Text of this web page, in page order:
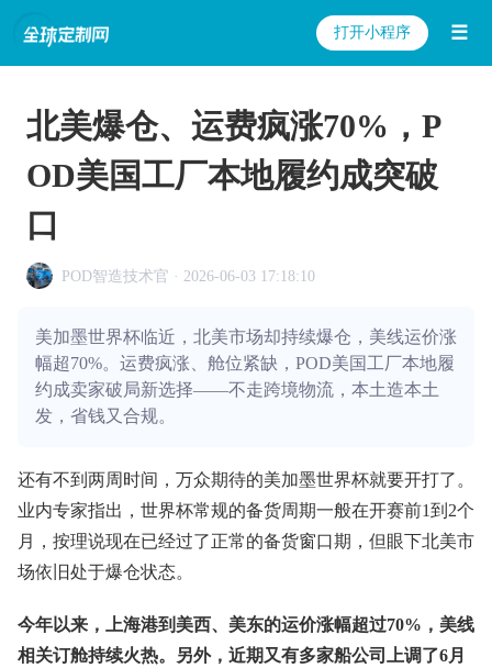
打开小程序 ☰
北美爆仓、运费疯涨70%，P
OD美国工厂本地履约成突破
口
POD智造技术官 · 2026-06-03 17:18:10
美加墨世界杯临近，北美市场却持续爆仓，美线运价涨
幅超70%。运费疯涨、舱位紧缺，POD美国工厂本地履
约成卖家破局新选择——不走跨境物流，本土造本土
发，省钱又合规。
还有不到两周时间，万众期待的美加墨世界杯就要开打了。
业内专家指出，世界杯常规的备货周期一般在开赛前1到2个
月，按理说现在已经过了正常的备货窗口期，但眼下北美市
场依旧处于爆仓状态。
今年以来，上海港到美西、美东的运价涨幅超过70%，美线
相关订舱持续火热。另外，近期又有多家船公司上调了6月